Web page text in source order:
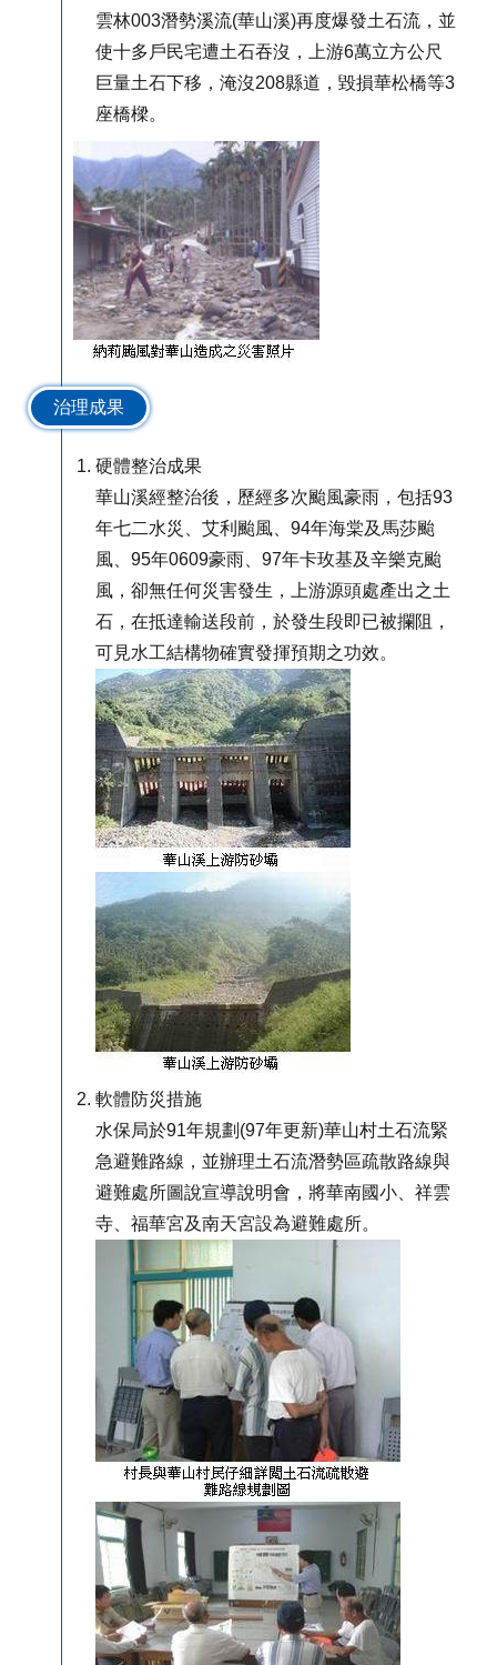
雲林003潛勢溪流(華山溪)再度爆發土石流，並
使十多戶民宅遭土石吞沒，上游6萬立方公尺
巨量土石下移，淹沒208縣道，毀損華松橋等3
座橋樑。
治理成果
硬體整治成果
華山溪經整治後，歷經多次颱風豪雨，包括93
年七二水災、艾利颱風、94年海棠及馬莎颱
風、95年0609豪雨、97年卡玫基及辛樂克颱
風，卻無任何災害發生，上游源頭處產出之土
石，在抵達輸送段前，於發生段即已被攔阻，
可見水工結構物確實發揮預期之功效。
軟體防災措施
水保局於91年規劃(97年更新)華山村土石流緊
急避難路線，並辦理土石流潛勢區疏散路線與
避難處所圖說宣導說明會，將華南國小、祥雲
寺、福華宮及南天宮設為避難處所。